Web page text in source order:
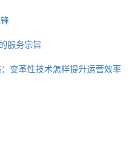
服务宗旨
变革性技术怎样提升运营效率